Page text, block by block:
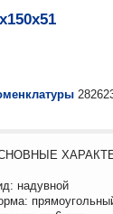
надувной